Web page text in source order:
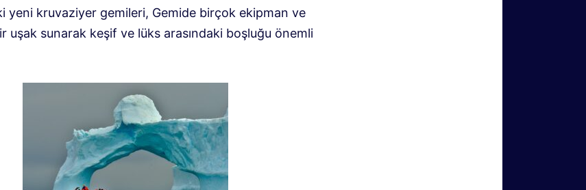
yeni kruvaziyer gemileri, Gemide birçok ekipman ve
uşak sunarak keşif ve lüks arasındaki boşluğu önemli